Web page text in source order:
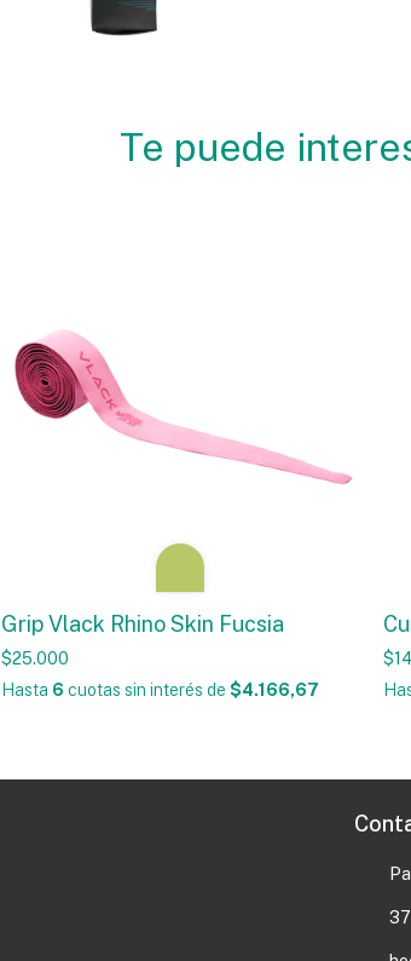
Te puede
Grip Vlack Rhino Skin Fucsia
$25.000
Hasta 6 cuotas sin interés de $4.166,67